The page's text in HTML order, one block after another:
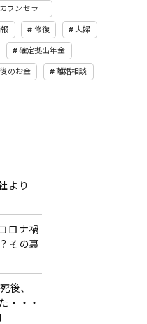
カウンセラー
修復 夫婦
確定拠出年金
のお金 離婚相談
社より
ロナ禍
その裏
後、
・・・